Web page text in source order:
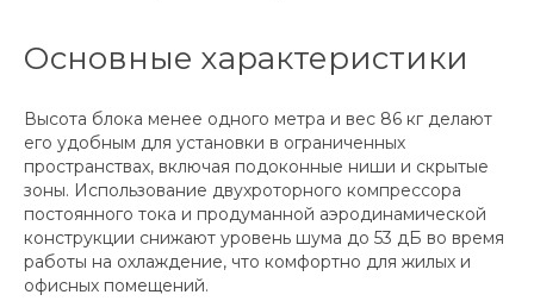
Основные характеристики
Высота блока менее одного метра и вес 86 кг делают
его удобным для установки в ограниченных
пространствах, включая подоконные ниши и скрытые
зоны. Использование двухроторного компрессора
постоянного тока и продуманной аэродинамической
конструкции снижают уровень шума до 53 дБ во время
работы на охлаждение, что комфортно для жилых и
офисных помещений.